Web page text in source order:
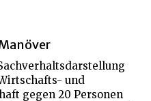
und
gegen 20 Personen